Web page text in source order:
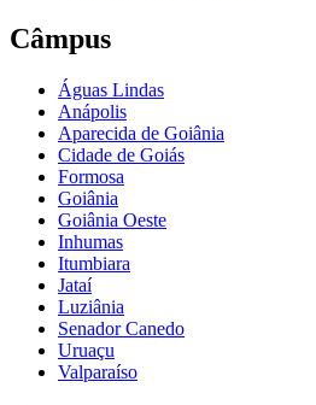
Câmpus
Águas Lindas
Anápolis
Aparecida de Goiânia
Cidade de Goiás
Formosa
Goiânia
Goiânia Oeste
Inhumas
Itumbiara
Jataí
Luziânia
Senador Canedo
Uruaçu
Valparaíso